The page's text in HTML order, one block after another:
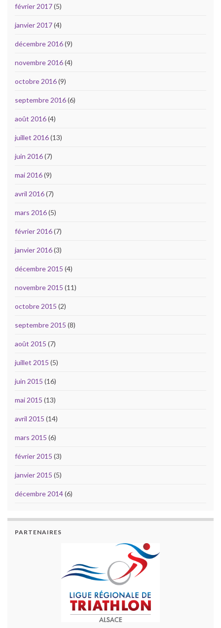
février 2017(5)
janvier 2017(4)
décembre 2016(9)
novembre 2016(4)
octobre 2016(9)
septembre 2016(6)
août 2016(4)
juillet 2016(13)
juin 2016(7)
mai 2016(9)
avril 2016(7)
mars 2016(5)
février 2016(7)
janvier 2016(3)
décembre 2015 (4)
novembre 2015 (11)
octobre 2015 (2)
septembre 2015 (8)
août 2015 (7)
juillet 2015 (5)
juin 2015 (16)
mai 2015 (13)
avril 2015 (14)
mars 2015 (6)
février 2015 (3)
janvier 2015 (5)
décembre 2014(6)
PARTENAIRES